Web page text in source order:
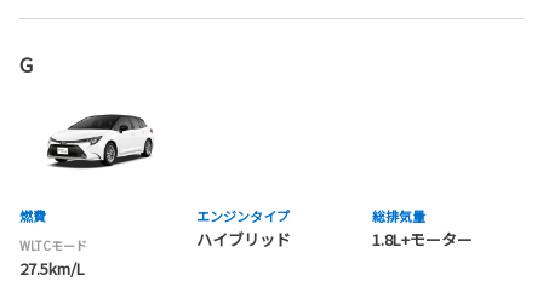
G
燃費
WLTCモード
27.5km/L
エンジンタイプ
ハイブリッド
総排気量
1.8L+モーター